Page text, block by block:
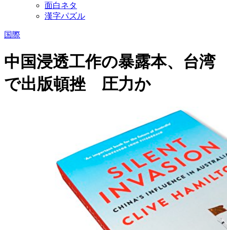
面白ネタ
漢字パズル
国際
中国浸透工作の暴露本、台湾
で出版頓挫 圧力か